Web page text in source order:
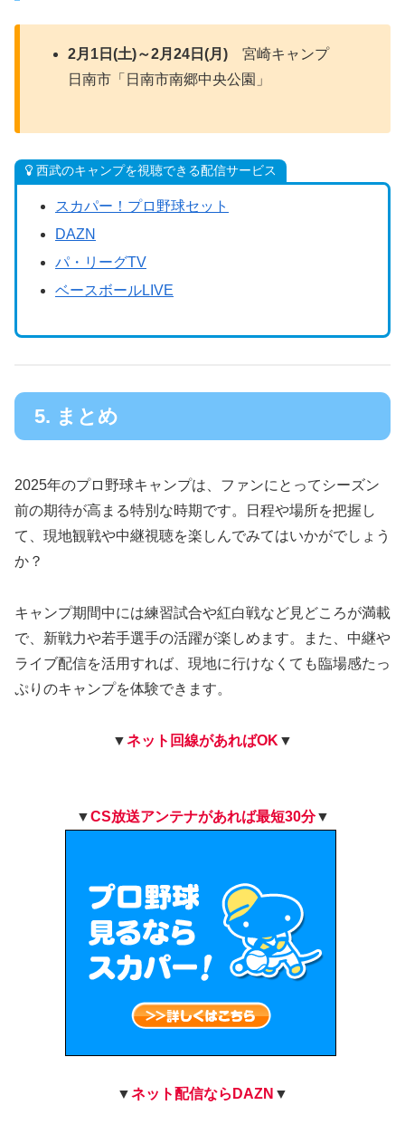
2月1日(土)～2月24日(月) 宮崎キャンプ
日南市「日南市南郷中央公園」
西武のキャンプを視聴できる配信サービス
スカパー！プロ野球セット
DAZN
パ・リーグTV
ベースボールLIVE
5. まとめ
2025年のプロ野球キャンプは、ファンにとってシーズン
前の期待が高まる特別な時期です。日程や場所を把握し
て、現地観戦や中継視聴を楽しんでみてはいかがでしょう
か？
キャンプ期間中には練習試合や紅白戦など見どころが満載
で、新戦力や若手選手の活躍が楽しめます。また、中継や
ライブ配信を活用すれば、現地に行けなくても臨場感たっ
ぷりのキャンプを体験できます。
▼ネット回線があればOK ▼
▼CS放送アンテナがあれば最短30分▼
▼ネット配信ならDAZN ▼